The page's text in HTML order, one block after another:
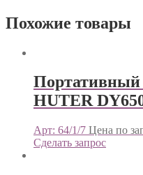
Похожие товары
Портативный
HUTER
Арт: 64/1/7 Цена по
Сделать запрос